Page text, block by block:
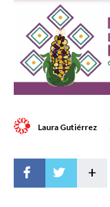
Laura Gutiérrez
+